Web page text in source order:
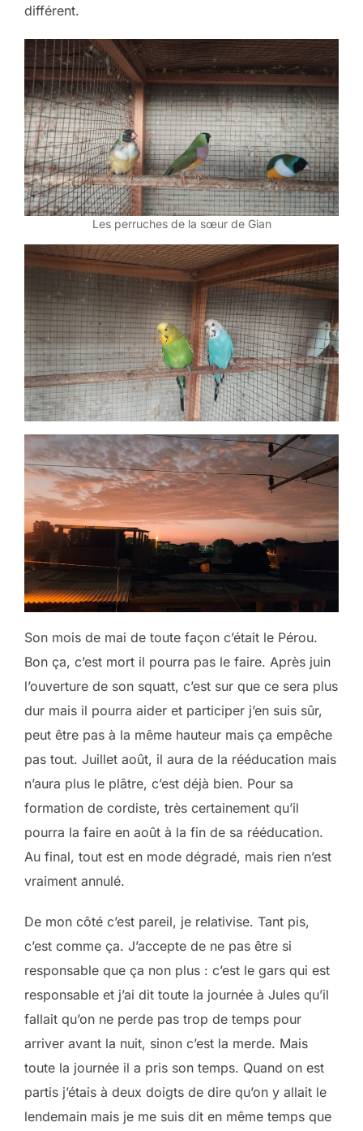
différent.
Les perruches de la sœur de Gian
Son mois de mai de toute façon c’était le Pérou.
Bon ça, c’est mort il pourra pas le faire. Après juin
l’ouverture de son squatt, c’est sur que ce sera plus
dur mais il pourra aider et participer j’en suis sûr,
peut être pas à la même hauteur mais ça empêche
pas tout. Juillet août, il aura de la rééducation mais
n’aura plus le plâtre, c’est déjà bien. Pour sa
formation de cordiste, très certainement qu’il
pourra la faire en août à la fin de sa rééducation.
Au final, tout est en mode dégradé, mais rien n’est
vraiment annulé.
De mon côté c’est pareil, je relativise. Tant pis,
c’est comme ça. J’accepte de ne pas être si
responsable que ça non plus : c’est le gars qui est
responsable et j’ai dit toute la journée à Jules qu’il
fallait qu’on ne perde pas trop de temps pour
arriver avant la nuit, sinon c’est la merde. Mais
toute la journée il a pris son temps. Quand on est
partis j’étais à deux doigts de dire qu’on y allait le
lendemain mais je me suis dit en même temps que